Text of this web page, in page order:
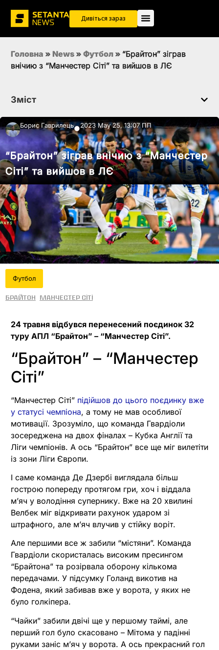
Дивіться зараз
Головна » News » Футбол » “Брайтон” зіграв
внічию з “Манчестер Сіті” та вийшов в ЛЄ
Зміст
Борис Гаврилець●2023 May 25, 13:07 ПП
“Брайтон” зіграв внічию з “Манчестер
Сіті” та вийшов в ЛЄ
Футбол
Брайтон Манчестер Сіті
24 травня відбувся перенесений поєдинок 32
туру АПЛ “Брайтон” – “Манчестер Сіті”.
“Брайтон” – “Манчестер
Сіті”
“Манчестер Сіті” підійшов до цього поєдинку вже
у статусі чемпіона, а тому не мав особливої
мотивації. Зрозуміло, що команда Гвардіоли
зосереджена на двох фіналах – Кубка Англії та
Ліги чемпіонів. А ось “Брайтон” все ще міг вилетіти
із зони Ліги Європи.
І саме команда Де Дзербі виглядала більш
гострою попереду протягом гри, хоч і віддала
м’яч у володіння супернику. Вже на 20 хвилині
Велбек міг відкривати рахунок ударом зі
штрафного, але м’яч влучив у стійку воріт.
Але першими все ж забили “містяни”. Команда
Гвардіоли скористалась високим пресингом
“Брайтона” та розірвала оборону кількома
передачами. У підсумку Голанд викотив на
Фодена, який забивав вже у ворота, у яких не
було голкіпера.
“Чайки” забили двічі ще у першому таймі, але
перший гол було скасовано – Мітома у падінні
руками заніс м’яч у ворота. А ось прекрасний гол